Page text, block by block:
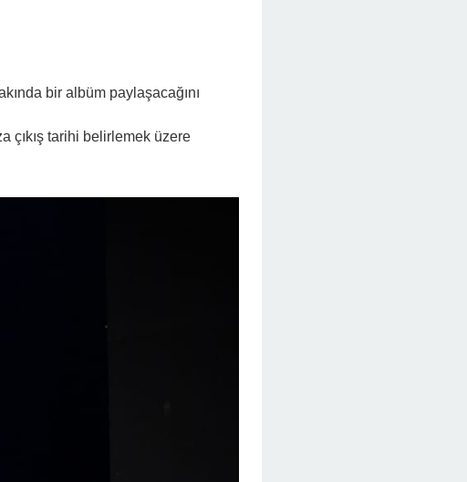
bir albüm paylaşacağını
çıkış tarihi belirlemek üzere